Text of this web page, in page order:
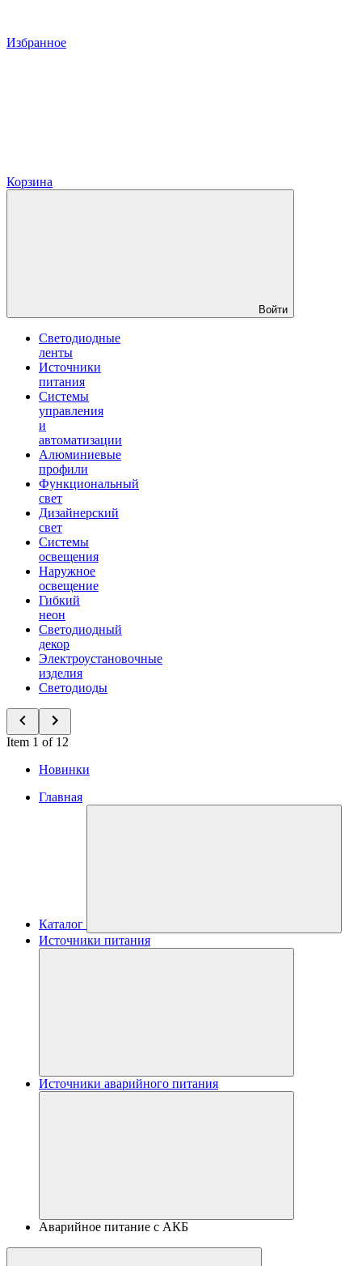
Избранное
Корзина
Войти
Светодиодные
ленты
Источники
питания
Системы
управления
и
автоматизации
Алюминиевые
профили
Функциональный
свет
Дизайнерский
свет
Системы
освещения
Наружное
освещение
Гибкий
неон
Светодиодный
декор
Электроустановочные
изделия
Светодиоды
Item 1 of 12
Новинки
Главная
Каталог
Источники питания
Источники аварийного питания
Аварийное питание с АКБ